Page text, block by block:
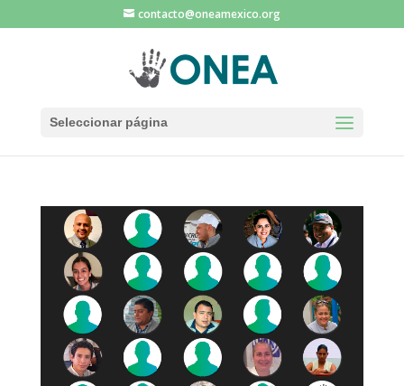
contacto@oneamexico.org
Seleccionar página